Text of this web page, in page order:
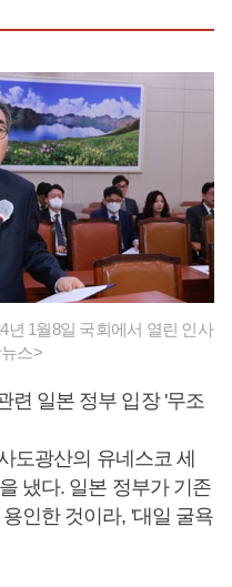
년 1월8일 국회에서 열린 인사
스>
련 일본 정부 입장 '무조
도광산의 유네스코 세
냈다. 일본 정부가 기존
인한 것이라, '대일 굴욕